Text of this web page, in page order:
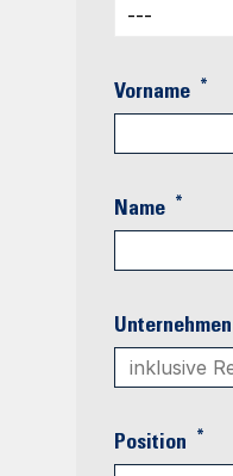
Vorname *
Name *
Unternehmen
Position *